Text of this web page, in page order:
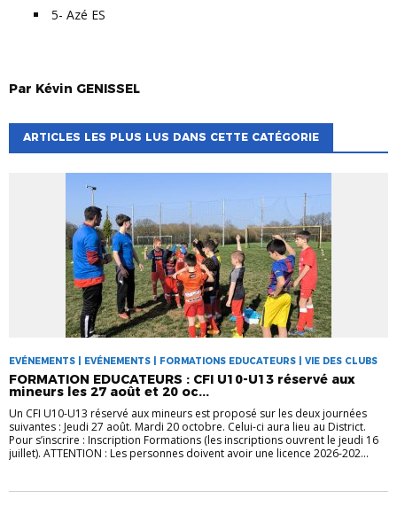
5- Azé ES
Par Kévin GENISSEL
ARTICLES LES PLUS LUS DANS CETTE CATÉGORIE
EVÉNEMENTS | EVÉNEMENTS | FORMATIONS EDUCATEURS | VIE DES CLUBS
FORMATION EDUCATEURS : CFI U10-U13 réservé aux
mineurs les 27 août et 20 oc...
Un CFI U10-U13 réservé aux mineurs est proposé sur les deux journées
suivantes : Jeudi 27 août. Mardi 20 octobre. Celui-ci aura lieu au District.
Pour s’inscrire : Inscription Formations (les inscriptions ouvrent le jeudi 16
juillet). ATTENTION : Les personnes doivent avoir une licence 2026-202...